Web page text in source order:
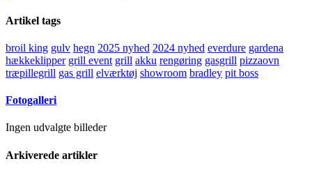
Artikel tags
broil king gulv hegn 2025 nyhed 2024 nyhed everdure gardena
hækkeklipper grill event grill akku rengøring gasgrill pizzaovn
træpillegrill gas grill elværktøj showroom bradley pit boss
Fotogalleri
Ingen udvalgte billeder
Arkiverede artikler